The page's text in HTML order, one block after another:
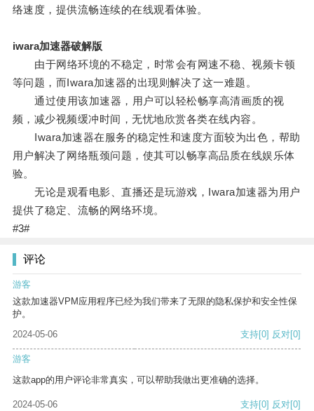
络速度，提供流畅连续的在线观看体验。
iwara加速器破解版
由于网络环境的不稳定，时常会有网速不稳、视频卡顿
等问题，而Iwara加速器的出现则解决了这一难题。
通过使用该加速器，用户可以轻松畅享高清画质的视
频，减少视频缓冲时间，无忧地欣赏各类在线内容。
Iwara加速器在服务的稳定性和速度方面较为出色，帮助
用户解决了网络瓶颈问题，使其可以畅享高品质在线娱乐体
验。
无论是观看电影、直播还是玩游戏，Iwara加速器为用户
提供了稳定、流畅的网络环境。
#3#
评论
游客
这款加速器VPM应用程序已经为我们带来了无限的隐私保护和安全性保
护。
2024-05-06
支持[0] 反对[0]
游客
这款app的用户评论非常真实，可以帮助我做出更准确的选择。
2024-05-06 支持[0] 反对[0]